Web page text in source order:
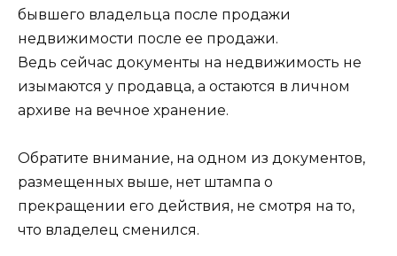
бывшего владельца после продажи
недвижимости после ее продажи.
Ведь сейчас документы на недвижимость не
изымаются у продавца, а остаются в личном
архиве на вечное хранение.
Обратите внимание, на одном из документов,
размещенных выше, нет штампа о
прекращении его действия, не смотря на то,
что владелец сменился.